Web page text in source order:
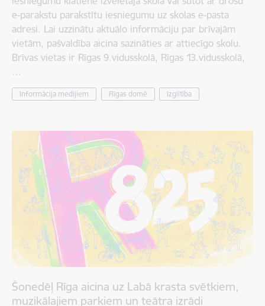
e-parakstu parakstītu iesniegumu uz skolas e-pasta
adresi. Lai uzzinātu aktuālo informāciju par brīvajām
vietām, pašvaldība aicina sazināties ar attiecīgo skolu.
Brīvas vietas ir Rīgas 9.vidusskolā, Rīgas 13.vidusskolā,
…
Informācija medijiem Rīgas domē Izglītība
Šonedēļ Rīga aicina uz Labā krasta svētkiem,
muzikālajiem parkiem un teātra izrādi